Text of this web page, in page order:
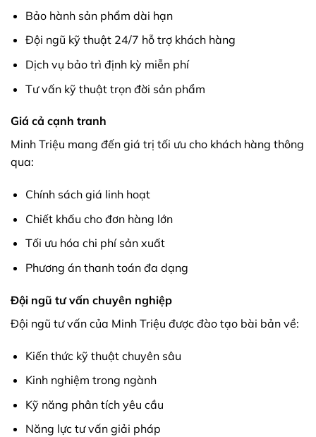
Bảo hành sản phẩm dài hạn
Đội ngũ kỹ thuật 24/7 hỗ trợ khách hàng
Dịch vụ bảo trì định kỳ miễn phí
Tư vấn kỹ thuật trọn đời sản phẩm
Giá cả cạnh tranh
Minh Triệu mang đến giá trị tối ưu cho khách hàng thông
qua:
Chính sách giá linh hoạt
Chiết khấu cho đơn hàng lớn
Tối ưu hóa chi phí sản xuất
Phương án thanh toán đa dạng
Đội ngũ tư vấn chuyên nghiệp
Đội ngũ tư vấn của Minh Triệu được đào tạo bài bản về:
Kiến thức kỹ thuật chuyên sâu
Kinh nghiệm trong ngành
Kỹ năng phân tích yêu cầu
Năng lực tư vấn giải pháp